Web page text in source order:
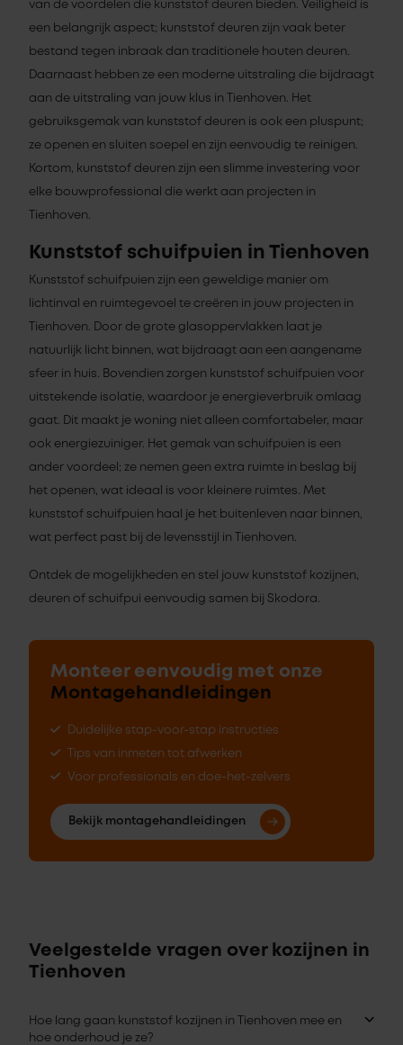
van de voordelen die kunststof deuren bieden. Veiligheid is
een belangrijk aspect; kunststof deuren zijn vaak beter
bestand tegen inbraak dan traditionele houten deuren.
Daarnaast hebben ze een moderne uitstraling die bijdraagt
aan de uitstraling van jouw klus in Tienhoven. Het
gebruiksgemak van kunststof deuren is ook een pluspunt;
ze openen en sluiten soepel en zijn eenvoudig te reinigen.
Kortom, kunststof deuren zijn een slimme investering voor
elke bouwprofessional die werkt aan projecten in
Tienhoven.
Kunststof schuifpuien in Tienhoven
Kunststof schuifpuien zijn een geweldige manier om
lichtinval en ruimtegevoel te creëren in jouw projecten in
Tienhoven. Door de grote glasoppervlakken laat je
natuurlijk licht binnen, wat bijdraagt aan een aangename
sfeer in huis. Bovendien zorgen kunststof schuifpuien voor
uitstekende isolatie, waardoor je energieverbruik omlaag
gaat. Dit maakt je woning niet alleen comfortabeler, maar
ook energiezuiniger. Het gemak van schuifpuien is een
ander voordeel; ze nemen geen extra ruimte in beslag bij
het openen, wat ideaal is voor kleinere ruimtes. Met
kunststof schuifpuien haal je het buitenleven naar binnen,
wat perfect past bij de levensstijl in Tienhoven.
Ontdek de mogelijkheden en stel jouw kunststof kozijnen,
deuren of schuifpui eenvoudig samen bij Skodora.
Monteer eenvoudig met onze
Montagehandleidingen
Duidelijke stap-voor-stap instructies
Tips van inmeten tot afwerken
Voor professionals en doe-het-zelvers
Bekijk montagehandleidingen
Veelgestelde vragen over kozijnen in
Tienhoven
Hoe lang gaan kunststof kozijnen in Tienhoven mee en
hoe onderhoud je ze?